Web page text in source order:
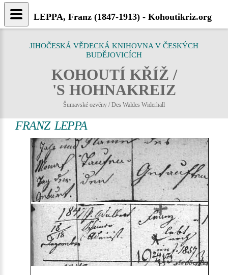
JIHOČESKÁ VĚDECKÁ KNIHOVNA V ČESKÝCH
BUDĚJOVICÍCH
KOHOUTÍ KŘÍŽ /
'S HOHNAKREIZ
Šumavské ozvěny / Des Waldes Widerhall
FRANZ LEPPA
LEPPA, Franz (1847-1913) - Kohoutikriz.org